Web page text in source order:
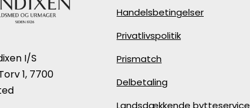
I/S
1, 7700
Handelsbetingelser
Privatlivspolitik
Prismatch
Delbetaling
Landsdækkende bytteservice